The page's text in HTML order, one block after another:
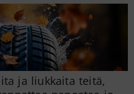
ja liukkaita teitä,